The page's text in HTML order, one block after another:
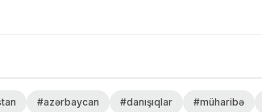
#azərbaycan #danışıqlar #müharibə